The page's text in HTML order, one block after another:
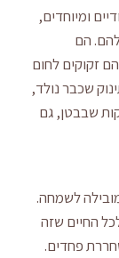
ומיוחדים,
הם
זקוקים לחום
שכבר נולד,
שבבטן, גם
לשמחה.
החיים שזה
פחדים.